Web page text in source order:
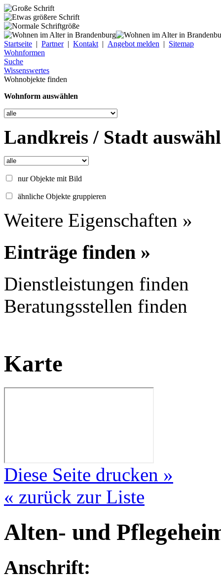
Startseite | Partner| Kontakt | Angebot melden | Sitemap
Wohnformen
Suche
Wissenswertes
Wohnobjekte finden
Wohnform auswählen
Landkreis / Stadt
nur Objekte mit Bild
ähnliche Objekte gruppieren
Weitere Eigenschaften »
Einträge finden »
Dienstleistungen finden
Beratungsstellen finden
Karte
Diese Seite drucken »
« zurück zur Liste
Alten- und
Anschrift: